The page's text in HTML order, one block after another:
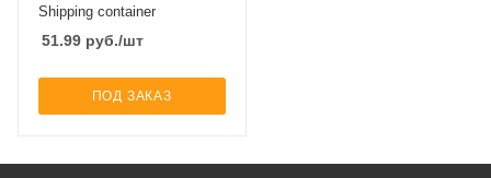
Shipping container
51.99 руб./шт
ПОД ЗАКАЗ